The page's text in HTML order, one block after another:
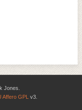
Jones.
Affero GPL v3.